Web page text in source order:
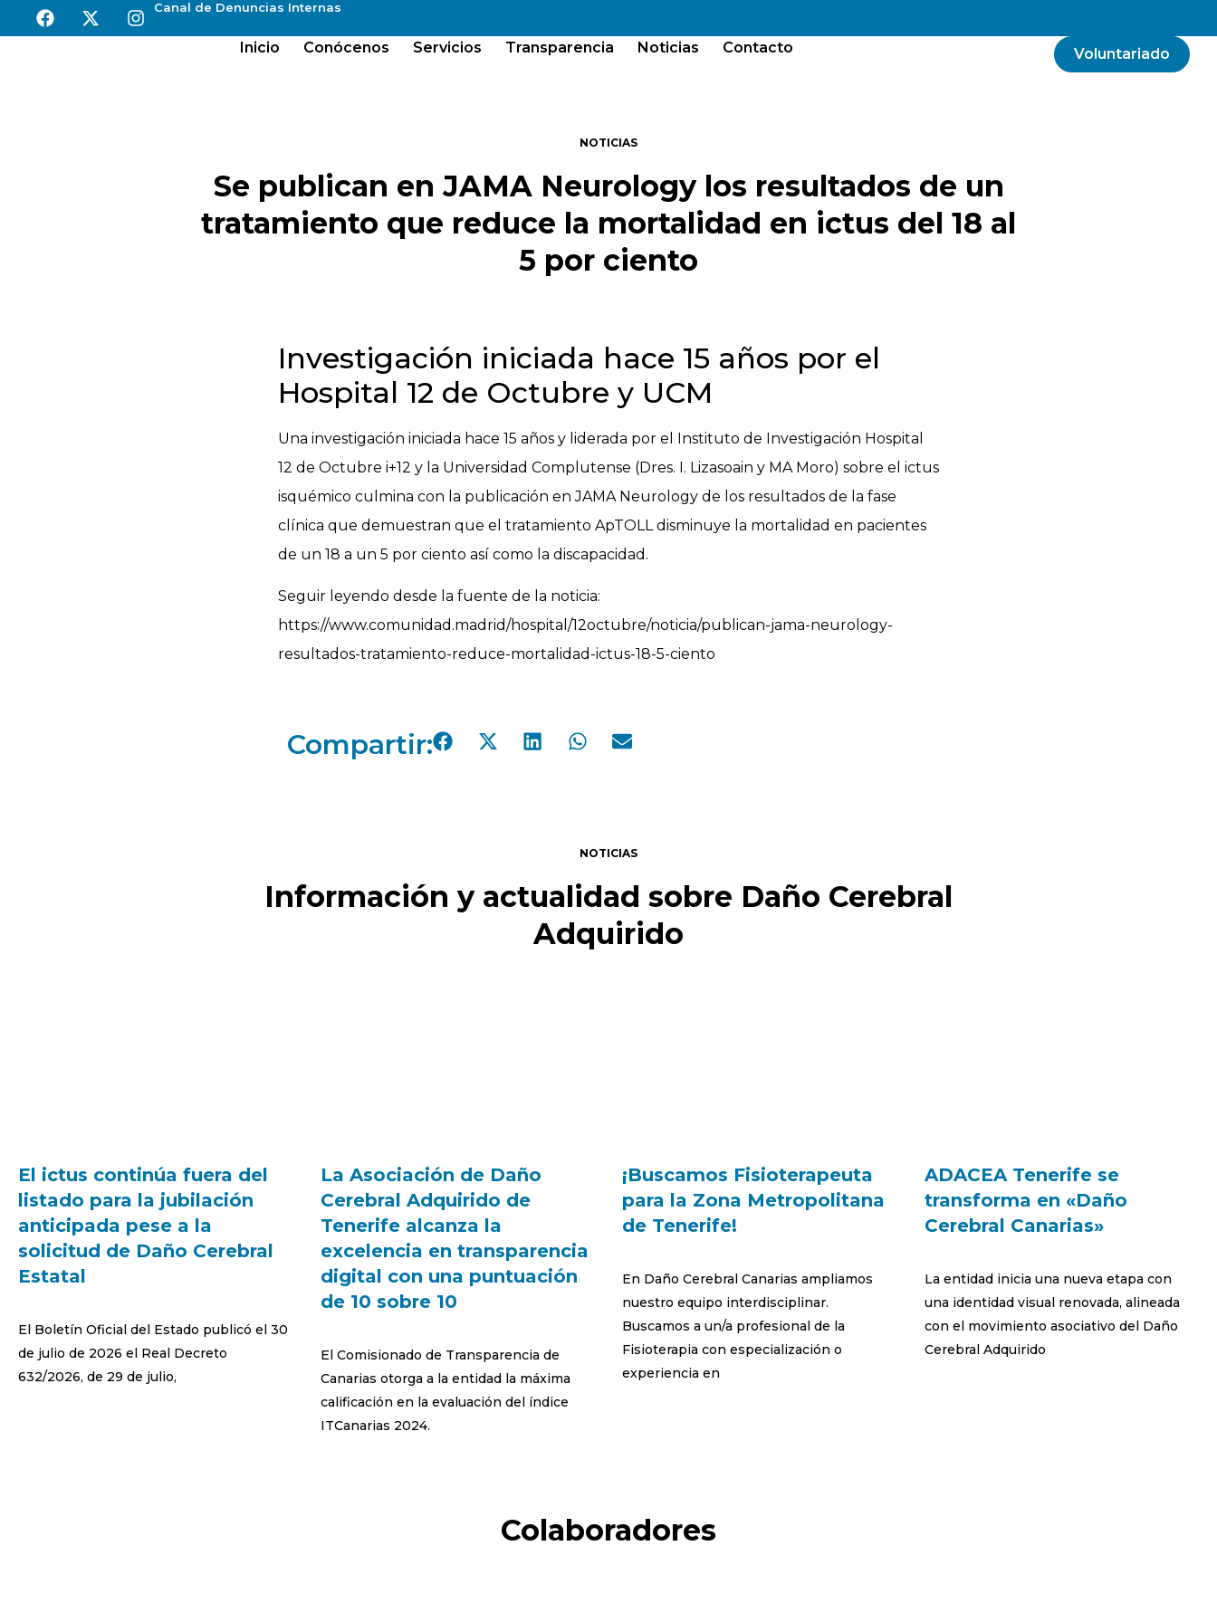
Canal de Denuncias Internas
Inicio Conócenos Servicios Transparencia Noticias Contacto Voluntariado
NOTICIAS
Se publican en JAMA Neurology los resultados de un
tratamiento que reduce la mortalidad en ictus del 18 al
5 por ciento
Investigación iniciada hace 15 años por el
Hospital 12 de Octubre y UCM
Una investigación iniciada hace 15 años y liderada por el Instituto de Investigación Hospital
12 de Octubre i+12 y la Universidad Complutense (Dres. I. Lizasoain y MA Moro) sobre el ictus
isquémico culmina con la publicación en JAMA Neurology de los resultados de la fase
clínica que demuestran que el tratamiento ApTOLL disminuye la mortalidad en pacientes
de un 18 a un 5 por ciento así como la discapacidad.
Seguir leyendo desde la fuente de la noticia:
https://www.comunidad.madrid/hospital/12octubre/noticia/publican-jama-neurology-
resultados-tratamiento-reduce-mortalidad-ictus-18-5-ciento
Compartir:
NOTICIAS
Información y actualidad sobre Daño Cerebral
Adquirido
El ictus continúa fuera del
listado para la jubilación
anticipada pese a la
solicitud de Daño Cerebral
Estatal
El Boletín Oficial del Estado publicó el 30
de julio de 2026 el Real Decreto
632/2026, de 29 de julio,
La Asociación de Daño
Cerebral Adquirido de
Tenerife alcanza la
excelencia en transparencia
digital con una puntuación
de 10 sobre 10
El Comisionado de Transparencia de
Canarias otorga a la entidad la máxima
calificación en la evaluación del índice
ITCanarias 2024.
¡Buscamos Fisioterapeuta
para la Zona Metropolitana
de Tenerife!
En Daño Cerebral Canarias ampliamos
nuestro equipo interdisciplinar.
Buscamos a un/a profesional de la
Fisioterapia con especialización o
experiencia en
ADACEA Tenerife se
transforma en «Daño
Cerebral Canarias»
La entidad inicia una nueva etapa con
una identidad visual renovada, alineada
con el movimiento asociativo del Daño
Cerebral Adquirido
Colaboradores